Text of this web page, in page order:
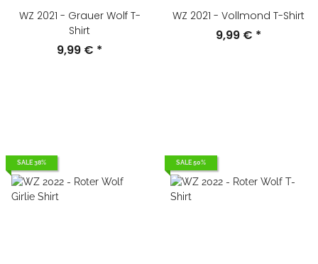
WZ 2021 - Grauer Wolf T-
Shirt
9,99 € *
WZ 2021 - Vollmond T-Shirt
9,99 € *
SALE 38% SALE 50%